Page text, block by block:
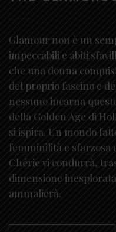
Glamour non è un
impeccabili e abiti
che una donna
del proprio fascino e
nessuno incarna
della Golden Age di
si ispira. Un mondo
femminilità e sfarzosa
Chérie vi condurrà,
dimensione
ammalierà.